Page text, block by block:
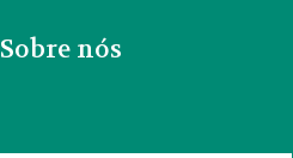
Sobre nós